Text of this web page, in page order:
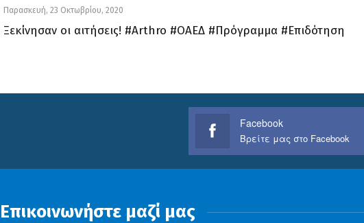
Παρασκευή, 23 Οκτωβρίου, 2020
Ξεκίνησαν οι αιτήσεις! #Arthro #ΟΑΕΔ #Πρόγραμμα #Επιδότηση
Facebook
Βρείτε μας στο Facebook
Επικοινωνήστε μαζί μας